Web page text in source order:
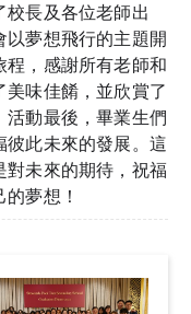
校長及各位老師出
夢想飛行的主題開
程，感謝所有老師和
美味佳餚，並欣賞了
活動最後，畢業生們
彼此未來的發展。這
對未來的期待，祝福
夢想！